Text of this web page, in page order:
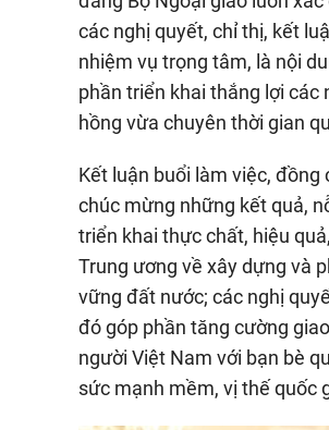
các nghị quyết, chỉ thị, kết
nhiệm vụ trọng tâm, là nội
phần triển khai thắng lợi các
hồng vừa chuyên thời gian
Kết luận buổi làm việc, đồng
chúc mừng những kết quả,
triển khai thực chất, hiệu
Trung ương về xây dựng và
vững đất nước; các nghị
đó góp phần tăng cường
người Việt Nam với bạn bè
sức mạnh mềm, vị thế quốc